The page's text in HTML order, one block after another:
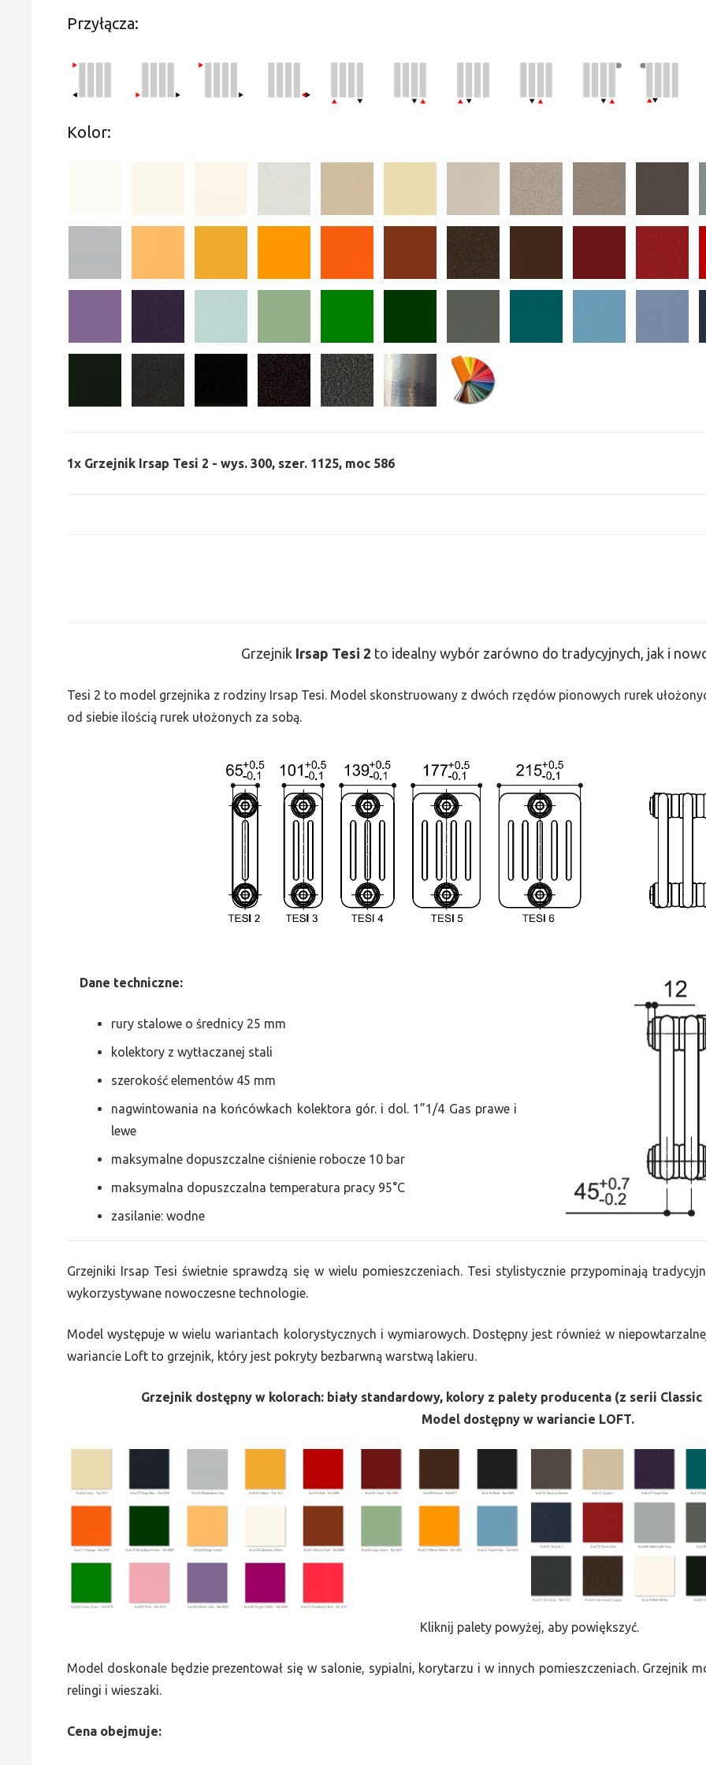
Przyłącza:
Kolor:
1x Grzejnik Irsap Tesi 2 - wys. 300, szer. 1125, moc 586
Grzejnik Irsap Tesi 2 to idealny wybór zarówno do tradycyjnych, jak i
Tesi 2 to model grzejnika z rodziny Irsap Tesi. Model skonstruowany z dwóch rzędów pionowych rurek
od siebie ilością rurek ułożonych za sobą.
Dane techniczne:
rury stalowe o średnicy 25 mm
kolektory z wytłaczanej stali
szerokość elementów 45 mm
nagwintowania na końcówkach kolektora gór. i dol. 1”1/4 Gas prawe i
lewe
maksymalne dopuszczalne ciśnienie robocze 10 bar
maksymalna dopuszczalna temperatura pracy 95°C
zasilanie: wodne
Grzejniki Irsap Tesi świetnie sprawdzą się w wielu pomieszczeniach. Tesi stylistycznie przypominają
wykorzystywane nowoczesne technologie.
Model występuje w wielu wariantach kolorystycznych i wymiarowych. Dostępny jest również w
wariancie Loft to grzejnik, który jest pokryty bezbarwną warstwą lakieru.
Grzejnik dostępny w kolorach: biały standardowy, kolory z palety producenta (z serii
Model dostępny w wariancie LOFT.
Kliknij palety powyżej, aby powiększyć.
Model doskonale będzie prezentował się w salonie, sypialni, korytarzu i w innych pomieszczeniach. Grzejnik
relingi i wieszaki.
Cena obejmuje: